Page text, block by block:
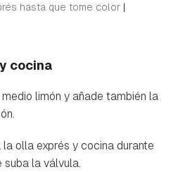
hasta que tome color |
cocina
limón y añade también la
olla exprés y cocina durante
suba la válvula.